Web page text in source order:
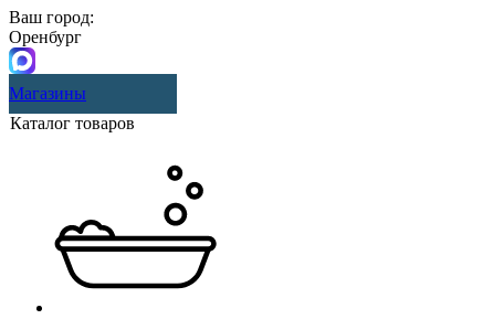
Ваш город:
Оренбург
Магазины
Каталог товаров